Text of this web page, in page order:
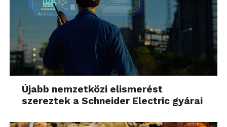
könnyedén kikapcsolható a beállításokban.
Újabb nemzetközi elismerést
szereztek a Schneider Electric gyárai